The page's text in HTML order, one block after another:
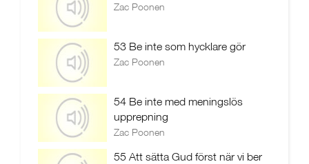
Zac Poonen
53 Be inte som hycklare gör
Zac Poonen
54 Be inte med meningslös
upprepning
Zac Poonen
55 Att sätta Gud först när vi ber